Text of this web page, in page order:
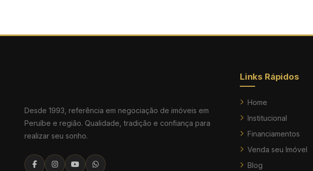
Desde 1993, referência em negociação de imóveis em
Peruíbe e região. Qualidade, tradição e confiança para
realizar seu sonho.
Links Rápidos
Home
Institucional
Financiamentos
Venda seu Imóvel
Blog